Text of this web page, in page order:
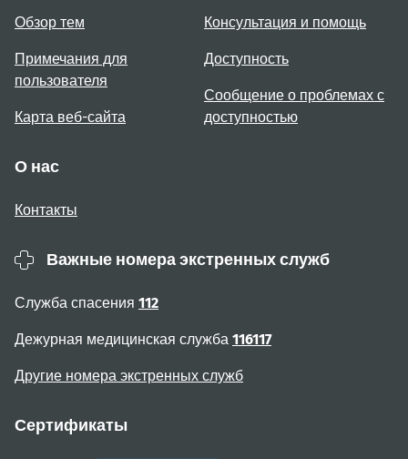
Обзор тем
Примечания для
пользователя
Карта веб-сайта
Консультация и помощь
Доступность
Сообщение о проблемах с
доступностью
О нас
Контакты
Важные номера экстренных служб
Служба спасения 112
Дежурная медицинская служба 116117
Другие номера экстренных служб
Сертификаты